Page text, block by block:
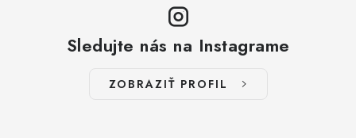
Sledujte nás na Instagrame
ZOBRAZIŤ PROFIL